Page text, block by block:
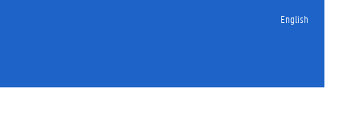
English